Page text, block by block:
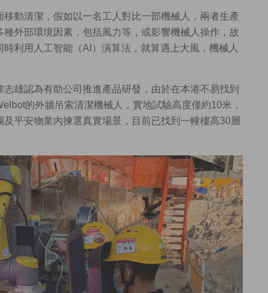
動清潔，假如以一名工人對比一部機械人，兩者生產
外部環境因素，包括風力等，或影響機械人操作，故
利用人工智能（AI）演算法，就算遇上大風，機械人
雄認為有助公司推進產品研發，由於在本港不易找到
的外牆吊索清潔機械人，實地試驗高度僅約10米，
及平安物業內揀選真實場景，目前已找到一幢樓高30層